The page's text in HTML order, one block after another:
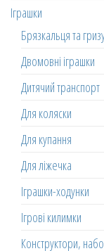
Іграшки
Брязкальця та
Двомовні іграшки
Дитячий транспорт
Для коляски
Для купання
Для ліжечка
Іграшки-ходунки
Ігрові килимки
Конструктори,